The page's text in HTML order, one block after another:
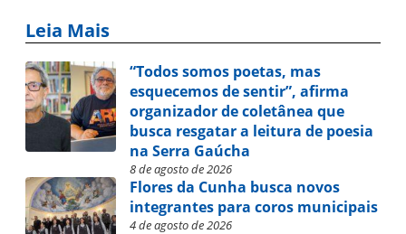
Leia Mais
“Todos somos poetas, mas
esquecemos de sentir”, afirma
organizador de coletânea que
busca resgatar a leitura de poesia
na Serra Gaúcha
8 de agosto de 2026
Flores da Cunha busca novos
integrantes para coros municipais
4 de agosto de 2026